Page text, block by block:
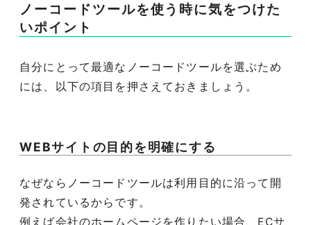
ノーコードツールを使う時に気をつけた
いポイント
自分にとって最適なノーコードツールを選ぶため
には、以下の項目を押さえておきましょう。
WEBサイトの目的を明確にする
なぜならノーコードツールは利用目的に沿って開
発されているからです。
例えば会社のホームページを作りたい場合、ECサ